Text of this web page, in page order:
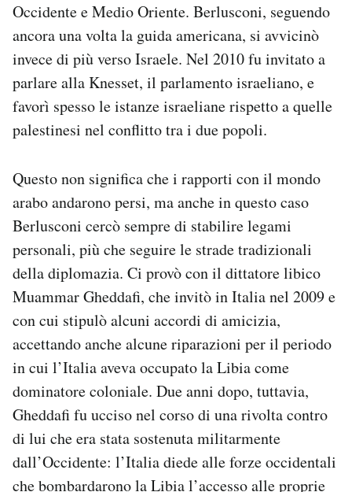
Occidente e Medio Oriente. Berlusconi, seguendo
ancora una volta la guida americana, si avvicinò
invece di più verso Israele. Nel 2010 fu invitato a
parlare alla Knesset, il parlamento israeliano, e
favorì spesso le istanze israeliane rispetto a quelle
palestinesi nel conflitto tra i due popoli.
Questo non significa che i rapporti con il mondo
arabo andarono persi, ma anche in questo caso
Berlusconi cercò sempre di stabilire legami
personali, più che seguire le strade tradizionali
della diplomazia. Ci provò con il dittatore libico
Muammar Gheddafi, che invitò in Italia nel 2009 e
con cui stipulò alcuni accordi di amicizia,
accettando anche alcune riparazioni per il periodo
in cui l’Italia aveva occupato la Libia come
dominatore coloniale. Due anni dopo, tuttavia,
Gheddafi fu ucciso nel corso di una rivolta contro
di lui che era stata sostenuta militarmente
dall’Occidente: l’Italia diede alle forze occidentali
che bombardarono la Libia l’accesso alle proprie